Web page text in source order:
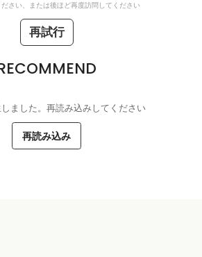
さい、または後ほど再度訪問してください
再試行
ました。再読み込みしてください
再読み込み